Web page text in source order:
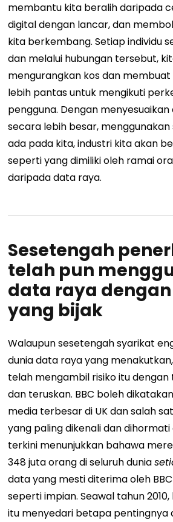
membantu kita beralih daripada
digital dengan lancar, dan
kita berkembang. Setiap individu
dan melalui hubungan tersebut,
mengurangkan kos dan
lebih pantas untuk mengikuti
pengguna. Dengan
secara lebih besar,
ada pada kita, industri kita akan
seperti yang dimiliki oleh ramai
daripada data raya.
Sesetengah
telah pun
data raya
yang bijak
Walaupun sesetengah syarikat
dunia data raya yang
telah mengambil risiko itu
dan teruskan. BBC boleh
media terbesar di UK dan salah
yang paling dikenali dan dihormati
terkini menunjukkan bahawa
348 juta orang di seluruh dunia
data yang mesti diterima oleh
seperti impian. Seawal tahun
itu menyedari betapa pentingnya